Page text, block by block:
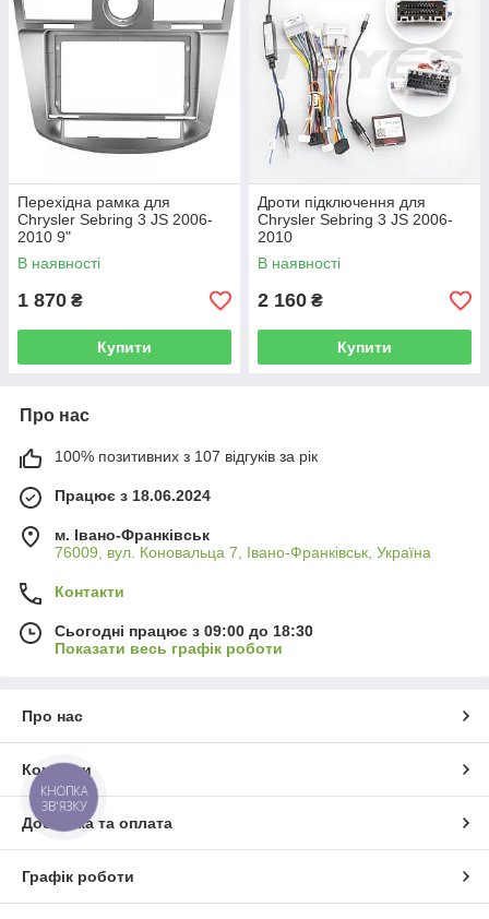
Перехідна рамка для
Chrysler Sebring 3 JS 2006-
2010 9"
В наявності
1 870 ₴
Купити
Дроти підключення для
Chrysler Sebring 3 JS 2006-
2010
В наявності
2 160 ₴
Купити
Про нас
100% позитивних з 107 відгуків за рік
Працює з 18.06.2024
м. Івано-Франківськ
76009, вул. Коновальца 7, Івано-Франківськ, Україна
Контакти
Сьогодні працює з 09:00 до 18:30
Показати весь графік роботи
Про нас
Контакти
Доставка та оплата
Графік роботи
КНОПКА
ЗВ'ЯЗКУ